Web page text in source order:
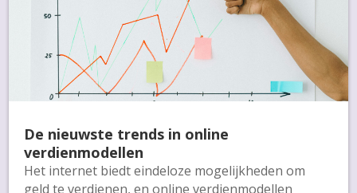
De nieuwste trends in online
verdienmodellen
Het internet biedt eindeloze mogelijkheden om
geld te verdienen, en online verdienmodellen